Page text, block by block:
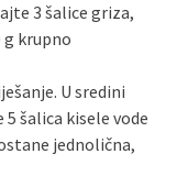
3 šalice griza,
g krupno
U sredini
šalica kisele vode
jednolična,